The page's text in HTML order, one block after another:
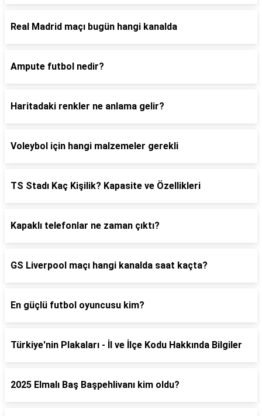
Real Madrid maçı bugün hangi kanalda
Ampute futbol nedir?
Haritadaki renkler ne anlama gelir?
Voleybol için hangi malzemeler gerekli
TS Stadı Kaç Kişilik? Kapasite ve Özellikleri
Kapaklı telefonlar ne zaman çıktı?
GS Liverpool maçı hangi kanalda saat kaçta?
En güçlü futbol oyuncusu kim?
Türkiye'nin Plakaları - İl ve İlçe Kodu Hakkında Bilgiler
2025 Elmalı Baş Başpehlivanı kim oldu?